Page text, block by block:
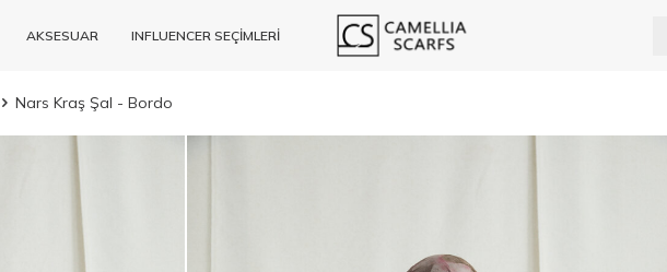
AKSESUAR INFLUENCER SEÇİMLERİ
Nars Kraş Şal - Bordo